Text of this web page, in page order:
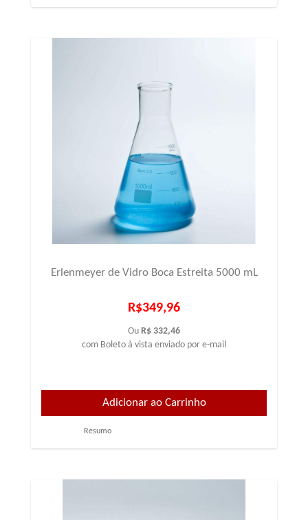
Erlenmeyer de Vidro Boca Estreita 5000 mL
R$349,96
Ou R$ 332,46
com Boleto à vista enviado por e-mail
Resumo